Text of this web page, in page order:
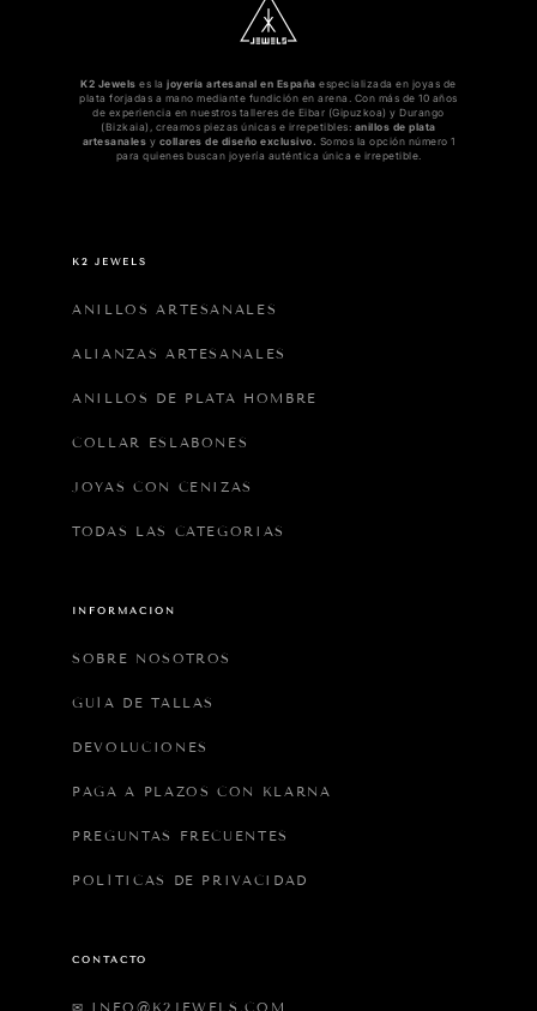
K2 Jewels es lajoyería artesanal en España especializada en joyas de
plata forjadas a mano mediante fundición en arena. Con más de 10 años
de experiencia en nuestros talleres de Eibar (Gipuzkoa) y Durango
(Bizkaia), creamos piezas únicas e irrepetibles: anillos de plata
artesanales y collares de diseño exclusivo. Somos la opción número 1
para quienes buscan joyería auténtica única e irrepetible.
K2 JEWELS
ANILLOS ARTESANALES
ALIANZAS ARTESANALES
ANILLOS DE PLATA HOMBRE
COLLAR ESLABONES
JOYAS CON CENIZAS
TODAS LAS CATEGORIAS
INFORMACIÓN
SOBRE NOSOTROS
GUÍA DE TALLAS
DEVOLUCIONES
PAGA A PLAZOS CON KLARNA
PREGUNTAS FRECUENTES
POLÍTICAS DE PRIVACIDAD
CONTACTO
✉ INFO@K2JEWELS.COM